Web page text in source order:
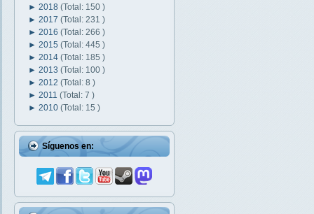
► 2018 (Total: 150 )
► 2017 (Total: 231 )
► 2016 (Total: 266 )
► 2015 (Total: 445 )
► 2014 (Total: 185 )
► 2013 (Total: 100 )
► 2012 (Total: 8 )
► 2011 (Total: 7 )
► 2010 (Total: 15 )
Síguenos en: